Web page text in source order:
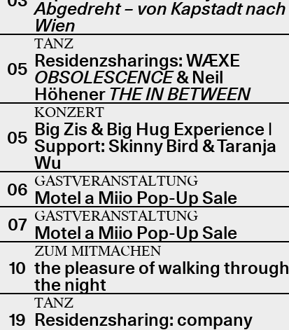
Abgedreht – von Kapstadt nach
Wien
05
TANZ
Residenzsharings: WÆXE
OBSOLESCENCE& Neil
Höhener THE IN BETWEEN
05
KONZERT
Big Zis & Big Hug Experience |
Support: Skinny Bird & Taranja
Wu
06 GASTVERANSTALTUNG
Motel a Miio Pop-Up Sale
07 GASTVERANSTALTUNG
Motel a Miio Pop-Up Sale
10
ZUM MITMACHEN
the pleasure of walking through
the night
19
TANZ
Residenzsharing: company